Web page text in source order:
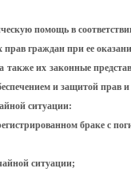
помощь в
граждан при ее
их законные
и защитой прав
ситуации:
браке с
ситуации;